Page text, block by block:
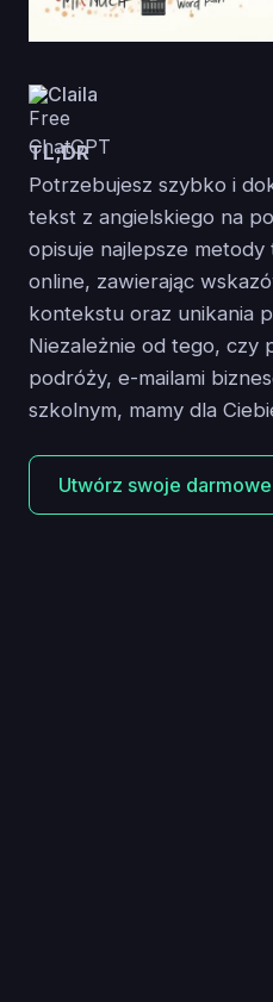
Claila
TL;DR
Potrzebujesz szybko i
tekst z angielskiego na
opisuje najlepsze metody
online, zawierając
kontekstu oraz unikania
Niezależnie od tego, czy
podróży, e-mailami
szkolnym, mamy dla
Utwórz swoje